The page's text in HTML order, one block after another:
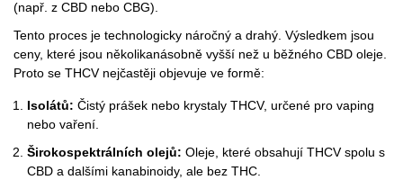
(např. z CBD nebo CBG).
Tento proces je technologicky náročný a drahý. Výsledkem jsou
ceny, které jsou několikanásobně vyšší než u běžného CBD oleje.
Proto se THCV nejčastěji objevuje ve formě:
Isolátů: Čistý prášek nebo krystaly THCV, určené pro vaping
nebo vaření.
Širokospektrálních olejů: Oleje, které obsahují THCV spolu s
CBD a dalšími kanabinoidy, ale bez THC.